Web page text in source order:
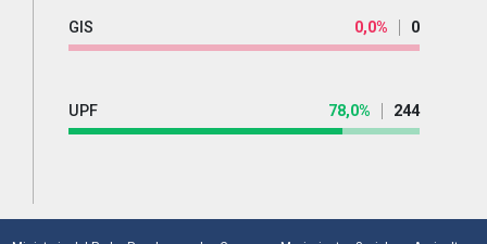
GIS 0,0% 0
UPF 78,0% 244